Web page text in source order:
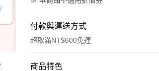
付款與運送方式
超取滿NT$600免運
付款方式
商品特色